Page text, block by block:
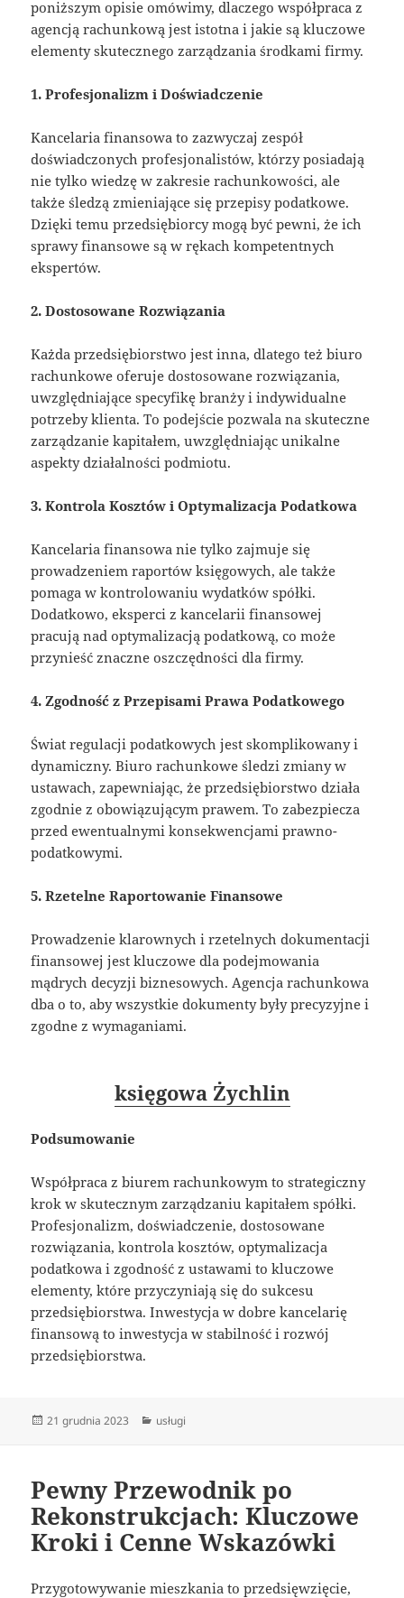
poniższym opisie omówimy, dlaczego współpraca z
agencją rachunkową jest istotna i jakie są kluczowe
elementy skutecznego zarządzania środkami firmy.
1. Profesjonalizm i Doświadczenie
Kancelaria finansowa to zazwyczaj zespół
doświadczonych profesjonalistów, którzy posiadają
nie tylko wiedzę w zakresie rachunkowości, ale
także śledzą zmieniające się przepisy podatkowe.
Dzięki temu przedsiębiorcy mogą być pewni, że ich
sprawy finansowe są w rękach kompetentnych
ekspertów.
2. Dostosowane Rozwiązania
Każda przedsiębiorstwo jest inna, dlatego też biuro
rachunkowe oferuje dostosowane rozwiązania,
uwzględniające specyfikę branży i indywidualne
potrzeby klienta. To podejście pozwala na skuteczne
zarządzanie kapitałem, uwzględniając unikalne
aspekty działalności podmiotu.
3. Kontrola Kosztów i Optymalizacja Podatkowa
Kancelaria finansowa nie tylko zajmuje się
prowadzeniem raportów księgowych, ale także
pomaga w kontrolowaniu wydatków spółki.
Dodatkowo, eksperci z kancelarii finansowej
pracują nad optymalizacją podatkową, co może
przynieść znaczne oszczędności dla firmy.
4. Zgodność z Przepisami Prawa Podatkowego
Świat regulacji podatkowych jest skomplikowany i
dynamiczny. Biuro rachunkowe śledzi zmiany w
ustawach, zapewniając, że przedsiębiorstwo działa
zgodnie z obowiązującym prawem. To zabezpiecza
przed ewentualnymi konsekwencjami prawno-
podatkowymi.
5. Rzetelne Raportowanie Finansowe
Prowadzenie klarownych i rzetelnych dokumentacji
finansowej jest kluczowe dla podejmowania
mądrych decyzji biznesowych. Agencja rachunkowa
dba o to, aby wszystkie dokumenty były precyzyjne i
zgodne z wymaganiami.
księgowa Żychlin
Podsumowanie
Współpraca z biurem rachunkowym to strategiczny
krok w skutecznym zarządzaniu kapitałem spółki.
Profesjonalizm, doświadczenie, dostosowane
rozwiązania, kontrola kosztów, optymalizacja
podatkowa i zgodność z ustawami to kluczowe
elementy, które przyczyniają się do sukcesu
przedsiębiorstwa. Inwestycja w dobre kancelarię
finansową to inwestycja w stabilność i rozwój
przedsiębiorstwa.
Data
21 grudnia 2023 Kategorie
usługi
Pewny Przewodnik po
Rekonstrukcjach: Kluczowe
Kroki i Cenne Wskazówki
Przygotowywanie mieszkania to przedsięwzięcie,